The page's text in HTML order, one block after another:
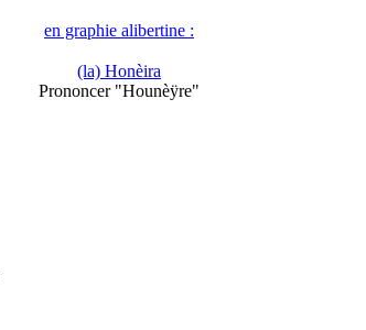
en graphie alibertine :
(la) Honèira
Prononcer "Hounèÿre"